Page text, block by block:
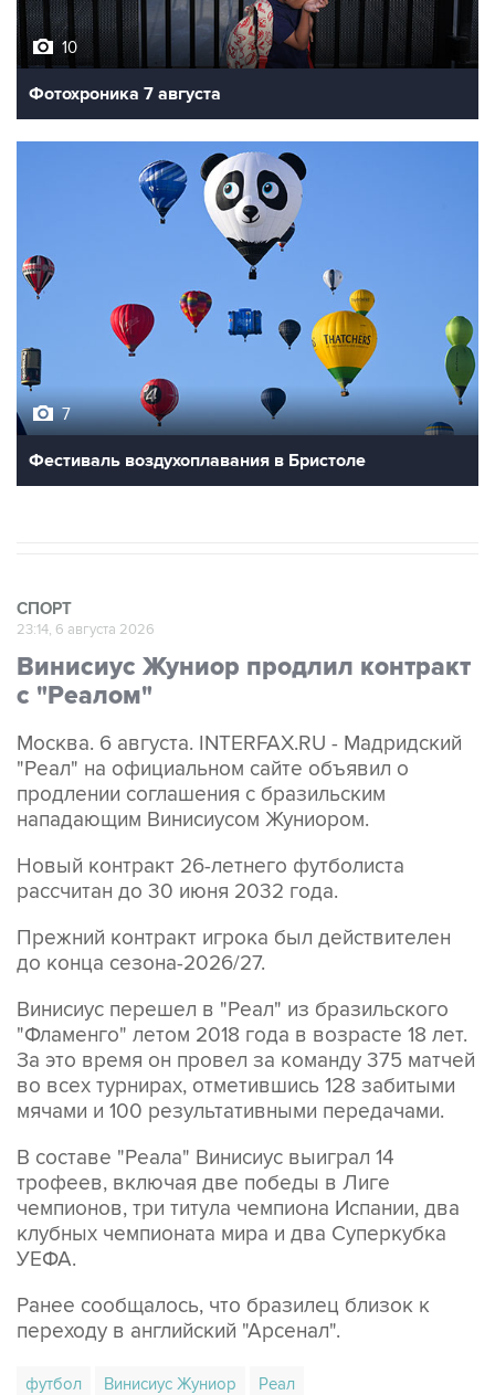
10
Фотохроника 7 августа
7
Фестиваль воздухоплавания в Бристоле
СПОРТ
23:14, 6 августа 2026
Винисиус Жуниор продлил контракт
с "Реалом"
Москва. 6 августа. INTERFAX.RU - Мадридский
"Реал" на официальном сайте объявил о
продлении соглашения с бразильским
нападающим Винисиусом Жуниором.
Новый контракт 26-летнего футболиста
рассчитан до 30 июня 2032 года.
Прежний контракт игрока был действителен
до конца сезона-2026/27.
Винисиус перешел в "Реал" из бразильского
"Фламенго" летом 2018 года в возрасте 18 лет.
За это время он провел за команду 375 матчей
во всех турнирах, отметившись 128 забитыми
мячами и 100 результативными передачами.
В составе "Реала" Винисиус выиграл 14
трофеев, включая две победы в Лиге
чемпионов, три титула чемпиона Испании, два
клубных чемпионата мира и два Суперкубка
УЕФА.
Ранее сообщалось, что бразилец близок к
переходу в английский "Арсенал".
футбол Винисиус Жуниор Реал